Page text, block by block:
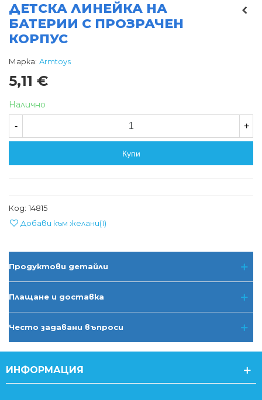
ДЕТСКА ЛИНЕЙКА НА
БАТЕРИИ С ПРОЗРАЧЕН
КОРПУС
Марка: Armtoys
5,11 €
Налично
- +
Купи
Код: 14815
Добави към желани(1)
Продуктови детайли
Плащане и доставка
Често задавани въпроси
ИНФОРМАЦИЯ